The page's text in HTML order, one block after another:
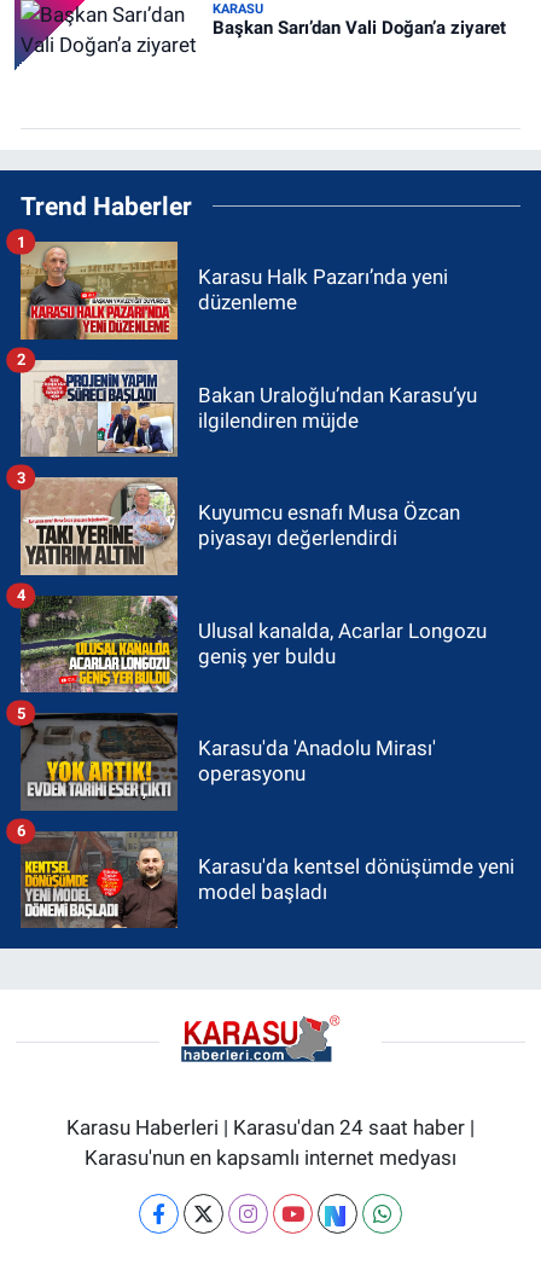
KARASU
Başkan Sarı’dan Vali Doğan’a ziyaret
Trend Haberler
Karasu Halk Pazarı’nda yeni
düzenleme
1
Bakan Uraloğlu’ndan Karasu’yu
ilgilendiren müjde
2
Kuyumcu esnafı Musa Özcan
piyasayı değerlendirdi
3
Ulusal kanalda, Acarlar Longozu
geniş yer buldu
4
Karasu'da 'Anadolu Mirası'
operasyonu
5
Karasu'da kentsel dönüşümde yeni
model başladı
6
Karasu Haberleri | Karasu'dan 24 saat haber |
Karasu'nun en kapsamlı internet medyası